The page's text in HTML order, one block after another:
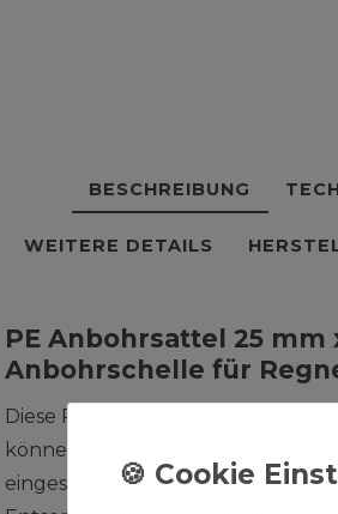
BESCHREIBUNG
WEITERE DETAILS
PE Anbohrsattel 25 mm
Anbohrschelle für
Diese PE Klemmfittinge sind
können in allen Montagen in der
eingesetzt werden. Unsere PE